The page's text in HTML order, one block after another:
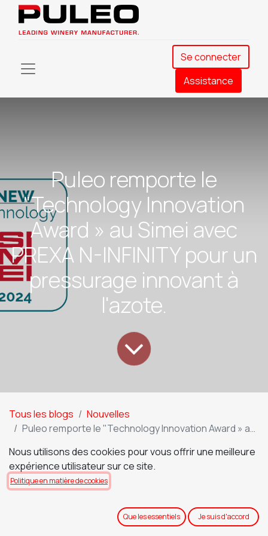
Se connecter
Assistance​
Puleo remporte le
"Technology Innovation
Award » au Simei avec
PREXA N-INFINITY pour un
pressurage innovant à
l'azote.
Tous les blogs
Nouvelles
Puleo remporte le "Technology Innovation Award » au Simei avec PREXA N-INFINITY pour un pressurage innovant à l'azote.
Puleo remporte le
"Technology Innovation
Award » au Simei avec PREXA
N-INFINITY pour un
Nous utilisons des cookies pour vous offrir une meilleure
expérience utilisateur sur ce site.
Politique en matière de cookies
Que les essentiels Je suis d'accord